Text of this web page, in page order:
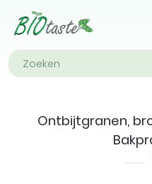
Ontbijtgranen,